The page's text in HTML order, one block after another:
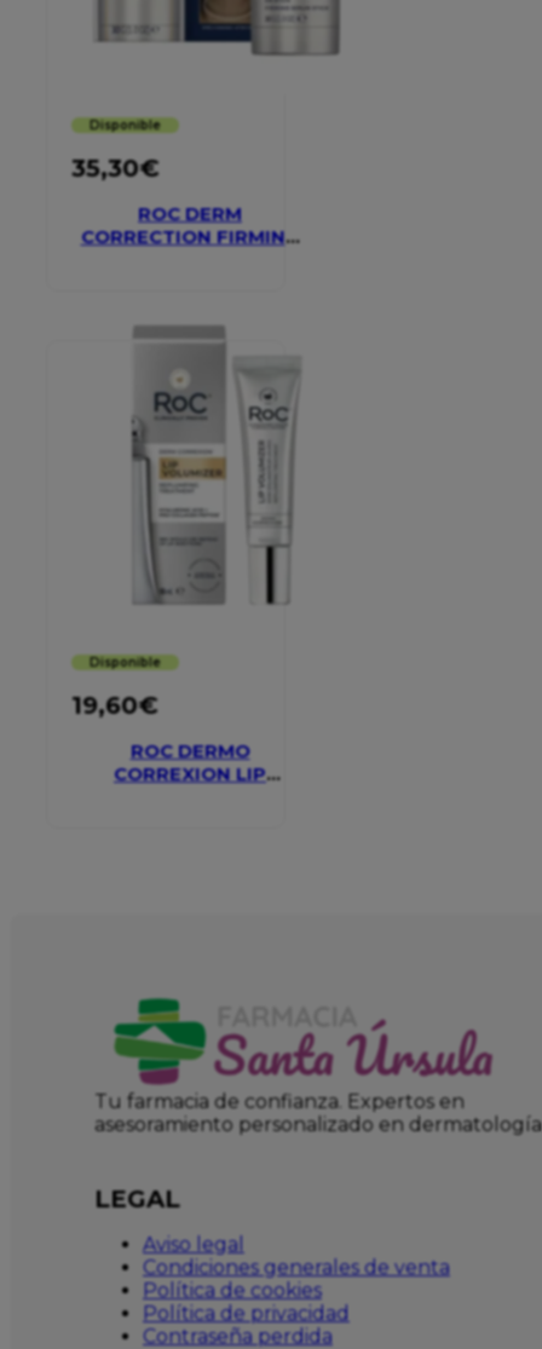
Disponible
35,30€
ROC DERM
CORRECTION FIRMING
Disponible
19,60€
ROC DERMO
CORREXION LIP
Tu farmacia de confianza. Expertos en
asesoramiento personalizado en dermatología
LEGAL
Aviso legal
Condiciones generales de venta
Política de cookies
Política de privacidad
Contraseña perdida